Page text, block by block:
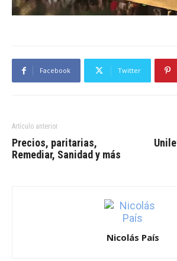
Facebook Twitter
Artículo anterior
Precios, paritarias,
Remediar, Sanidad y más
Nicolás País